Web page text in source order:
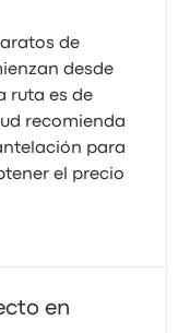
de
desde
ruta es de
recomienda
para
el precio
en